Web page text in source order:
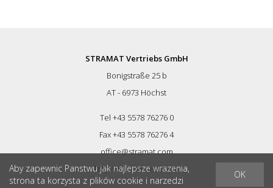
STRAMAT Vertriebs GmbH
Bonigstraße 25 b
AT - 6973 Höchst
Tel +43 5578 76276 0
Fax +43 5578 76276 4
office@stramat.com
http://www.stramat.com
OK
Aby zapewnic Panstwu jak najlepsze wrazenia,
strona ta korzysta z plików cookie i narzedzi